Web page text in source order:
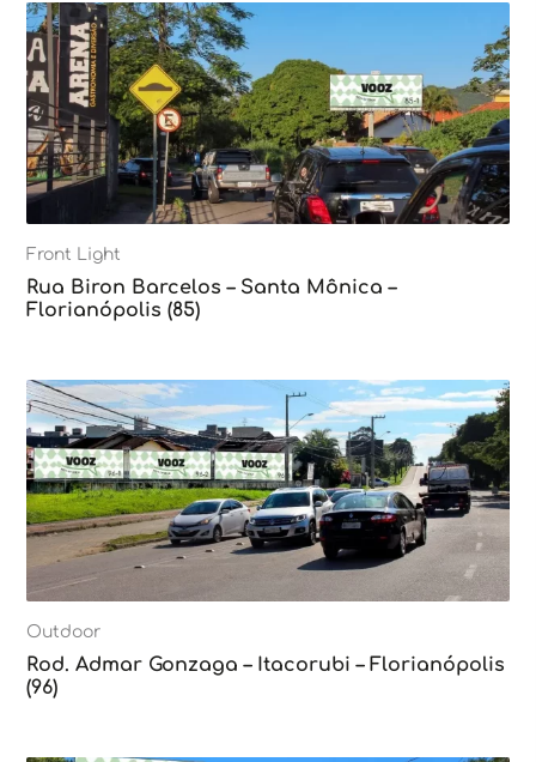
Front Light
Rua Biron Barcelos – Santa Mônica –
Florianópolis (85)
Outdoor
Rod. Admar Gonzaga – Itacorubi – Florianópolis
(96)